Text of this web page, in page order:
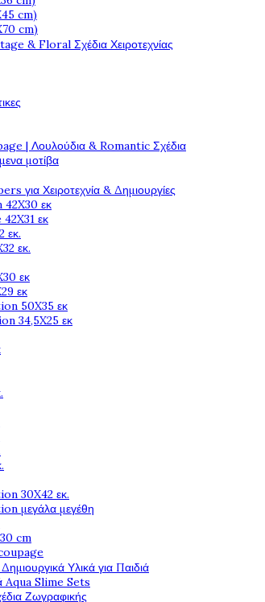
cm)
cm)
& Floral Σχέδια Χειροτεχνίας
| Λουλούδια & Romantic Σχέδια
μοτίβα
για Χειροτεχνία & Δημιουργίες
42X30 εκ
εκ
εκ.
εκ.
εκ
εκ
50X35 εκ
34,5X25 εκ
30X42 εκ.
μεγάλα μεγέθη
cm
Υλικά για Παιδιά
Aqua Slime Sets
Ζωγραφικής